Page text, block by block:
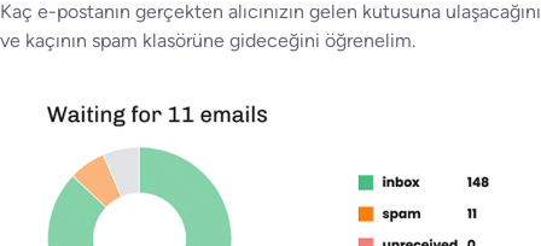
Kaç e-postanın gerçekten alıcınızın gelen kutusuna ulaşacağını
ve kaçının spam klasörüne gideceğini öğrenelim.